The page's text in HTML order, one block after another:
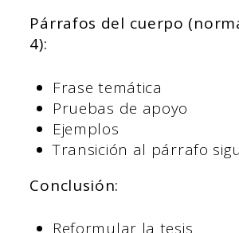
Párrafos del cuerpo
4):
Frase temática
Pruebas de apoyo
Ejemplos
Transición al párrafo
Conclusión:
Reformular la tesis